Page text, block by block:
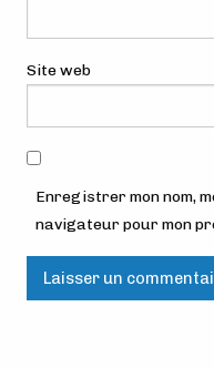
Site web
Enregistrer mon nom,
navigateur pour mon